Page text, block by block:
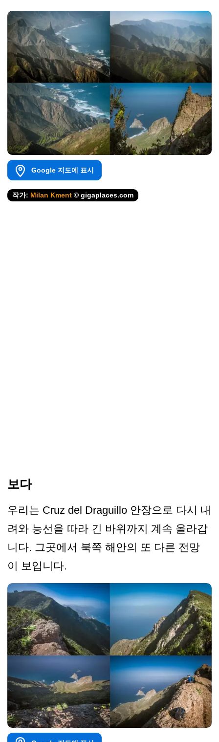
Google 지도에 표시
작가: Milan Kment © gigaplaces.com
보다
우리는 Cruz del Draguillo 안장으로 다시 내
려와 능선을 따라 긴 바위까지 계속 올라갑
니다. 그곳에서 북쪽 해안의 또 다른 전망
이 보입니다.